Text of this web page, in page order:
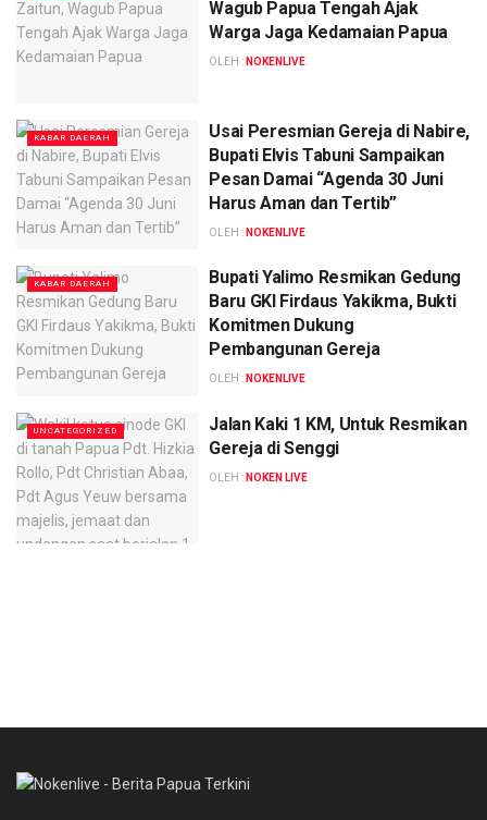
Wagub Papua Tengah Ajak
Warga Jaga Kedamaian Papua
OLEH : NOKENLIVE
KABAR DAERAH
Usai Peresmian Gereja di Nabire,
Bupati Elvis Tabuni Sampaikan
Pesan Damai “Agenda 30 Juni
Harus Aman dan Tertib”
OLEH : NOKENLIVE
KABAR DAERAH
Bupati Yalimo Resmikan Gedung
Baru GKI Firdaus Yakikma, Bukti
Komitmen Dukung
Pembangunan Gereja
OLEH : NOKENLIVE
UNCATEGORIZED
Jalan Kaki 1 KM, Untuk Resmikan
Gereja di Senggi
OLEH : NOKEN LIVE